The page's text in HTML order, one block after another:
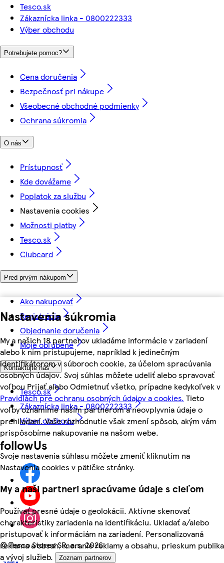
Nastavenia súkromia
My a našich 18 partnerov ukladáme informácie v zariadení
alebo k nim pristupujeme, napríklad k jedinečným
identifikátorom v súboroch cookie, za účelom spracúvania
osobných údajov. Svoj súhlas môžete udeliť alebo spravovať
voľbou Prijať alebo Odmietnuť všetko, prípadne kedykoľvek v
Pravidlách pre ochranu osobných údajov a cookies. Tieto
voľby oznámime našim partnerom a neovplyvnia údaje o
prehliadaní. Vaše rozhodnutie však zmení spôsob, akým vám
prispôsobíme nakupovanie na našom webe.
Svoje nastavenia súhlasu môžete zmeniť kliknutím na
Nastavenia cookies v pätičke stránky.
My a naši partneri spracúvame údaje s cieľom
Používať presné údaje o geolokácii. Aktívne skenovať
charakteristiky zariadenia na identifikáciu. Ukladať a/alebo
pristupovať k informáciám na zariadení. Personalizovaná
reklama a obsah, meranie reklamy a obsahu, prieskum publika
a vývoj služieb.
Zoznam partnerov
Tesco.sk
Zákaznícka linka - 0800222333
Výber obchodu
Potrebujete pomoc?
Cena doručenia
Bezpečnosť pri nákupe
Všeobecné obchodné podmienky
Ochrana súkromia
O nás
Prístupnosť
Kde dovážame
Poplatok za službu
Nastavenia cookies
Možnosti platby
Tesco.sk
Clubcard
Pred prvým nákupom
Ako nakupovať
Registrácia
Objednanie doručenia
Moje obľúbené
Kontaktujte nás
Tesco.sk
Zákaznícka linka - 0800222333
Výber obchodu
followUs
©Tesco Stores SR, a.s. 2026